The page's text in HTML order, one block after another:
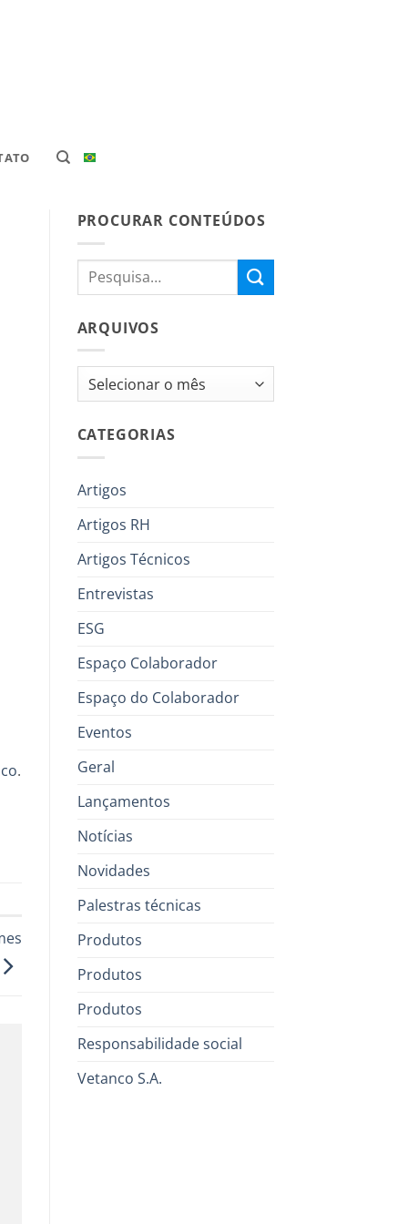
.
PROCURAR CONTEÚDOS
ARQUIVOS
Arquivos
CATEGORIAS
Artigos
Artigos RH
Artigos Técnicos
Entrevistas
ESG
Espaço Colaborador
Espaço do Colaborador
Eventos
Geral
Lançamentos
Notícias
Novidades
Palestras técnicas
Produtos
Produtos
Produtos
Responsabilidade social
Vetanco S.A.